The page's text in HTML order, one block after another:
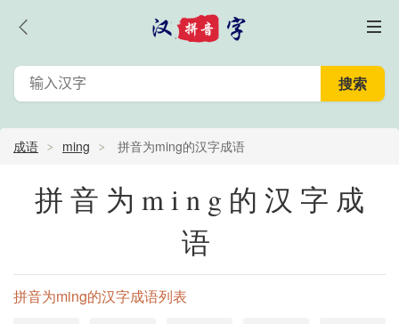
成语 ming 拼音为ming的汉字成语
拼音为ming的汉字成
语
拼音为ming的汉字成语列表